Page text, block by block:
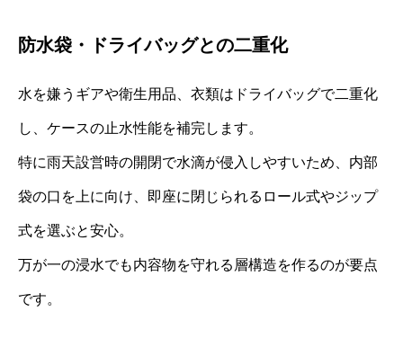
防水袋・ドライバッグとの二重化
水を嫌うギアや衛生用品、衣類はドライバッグで二重化
し、ケースの止水性能を補完します。
特に雨天設営時の開閉で水滴が侵入しやすいため、内部
袋の口を上に向け、即座に閉じられるロール式やジップ
式を選ぶと安心。
万が一の浸水でも内容物を守れる層構造を作るのが要点
です。